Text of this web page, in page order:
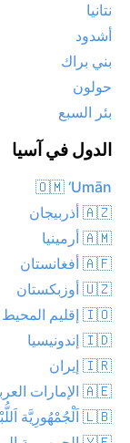
نتانيا
أشدود
بني براك
حولون
بئر السبع
الدول في آسيا
🇴🇲 ‘Umān
🇦🇿 أذربيجان
🇦🇲 أرمينيا
🇦🇫 أفغانستان
🇺🇿 أوزبكستان
🇮🇴 إقليم المحيط الهندي البريطاني
🇮🇩 إندونيسيا
🇮🇷 إيران
🇦🇪 الإمارات العربية المتحدة
🇱🇧 اَلْجُمْهُورِيَّة اَللُّبْنَانِيَّة